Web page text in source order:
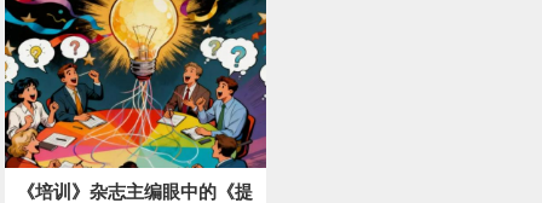
《培训》杂志主编眼中的《提